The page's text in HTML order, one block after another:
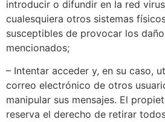
introducir o difundir en la red
cualesquiera otros sistemas
susceptibles de provocar los
mencionados;
– Intentar acceder y, en su caso,
correo electrónico de otros
manipular sus mensajes. El
reserva el derecho de retirar